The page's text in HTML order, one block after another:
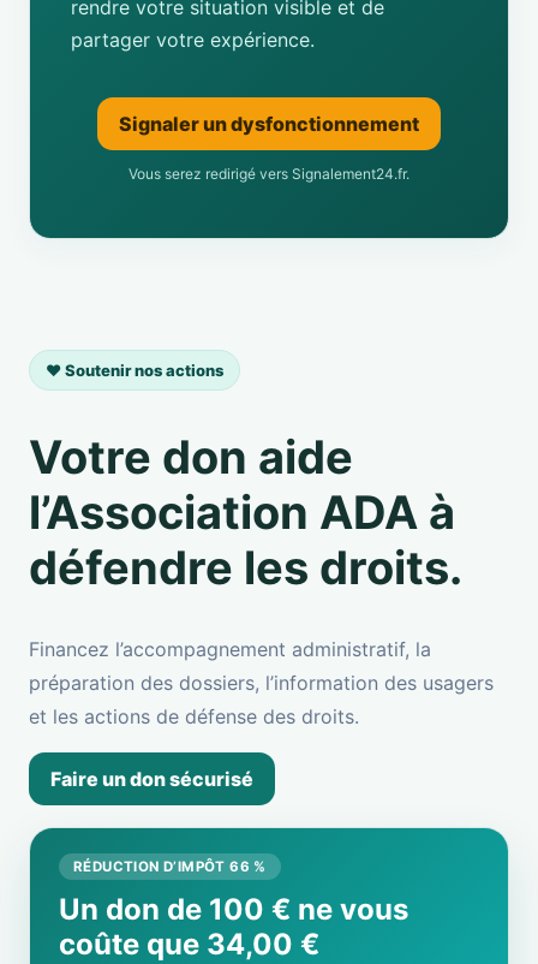
rendre votre situation visible et de
partager votre expérience.
Signaler un dysfonctionnement
Vous serez redirigé vers Signalement24.fr.
❤️ Soutenir nos actions
Votre don aide
l’Association ADA à
défendre les droits.
Financez l’accompagnement administratif, la
préparation des dossiers, l’information des usagers
et les actions de défense des droits.
Faire un don sécurisé
RÉDUCTION D’IMPÔT 66 %
Un don de 100 € ne vous
coûte que 34,00 €